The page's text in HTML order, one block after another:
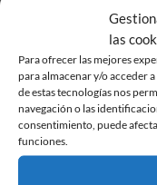
las
Para ofrecer las mejores
para almacenar y/o acceder
de estas tecnologías nos
navegación o las
consentimiento, puede
funciones.
fiegos artificiales
José
mayores municipio
piscina pleno
san juan título